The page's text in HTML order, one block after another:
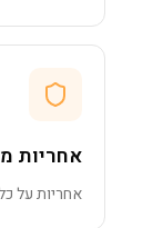
אחריות
אחריות על